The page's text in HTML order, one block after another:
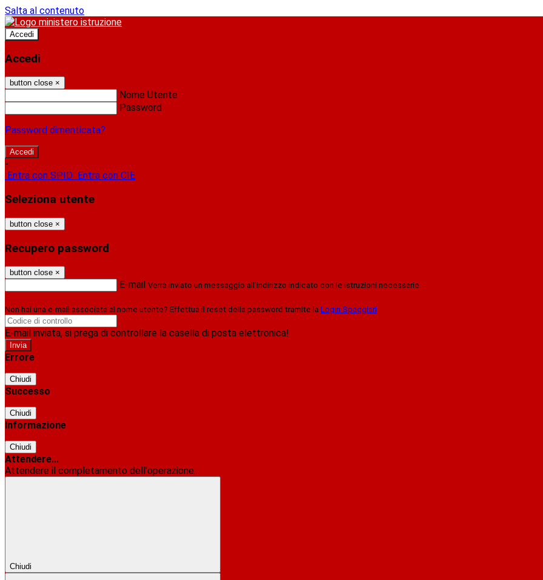
Salta al contenuto
Accedi
Accedi
button close ×
Nome Utente
Password
Password dimenticata?
-
Entra con SPID Entra con CIE
Seleziona utente
button close ×
Recupero password
button close ×
E-mail Verrà inviato un messaggio all'indirizzo indicato con le istruzioni necessarie.
Non hai una e-mail associata al nome utente? Effettua il reset della password tramite la Login Spaggiari
E-mail inviata, si prega di controllare la casella di posta elettronica!
Errore
Chiudi
Successo
Chiudi
Informazione
Chiudi
Attendere...
Attendere il completamento dell'operazione...
Chiudi